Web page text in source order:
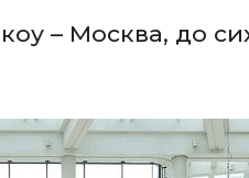
– Москва, до